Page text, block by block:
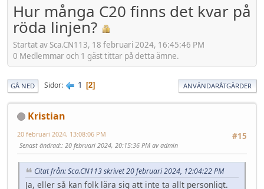
Hur många C20 finns det kvar på
röda linjen?
Startat av Sca.CN113, 18 februari 2024, 16:45:46 PM
0 Medlemmar och 1 gäst tittar på detta ämne.
GÅ NED Sidor 1 2 ANVÄNDARÅTGÄRDER
Kristian
#15
20 februari 2024, 13:08:06 PM
Senast ändrad:: 20 februari 2024, 20:15:36 PM av admin
Citat från: Sca.CN113 skrivet 20 februari 2024, 12:04:22 PM
Ja, eller så kan folk lära sig att inte ta allt personligt.